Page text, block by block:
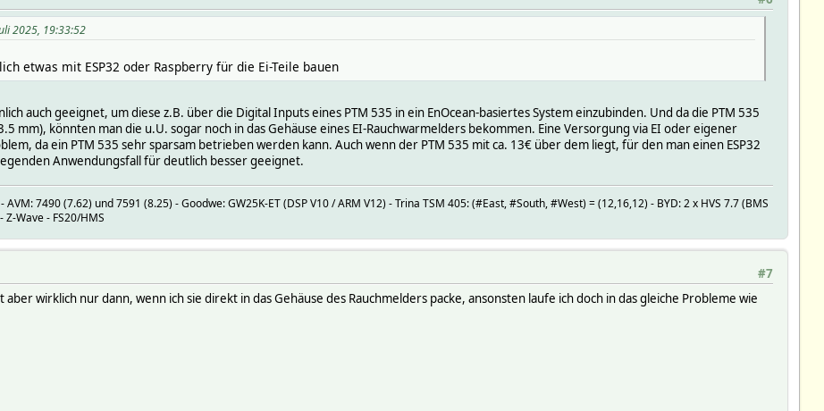
2025, 19:33:52
etwas mit ESP32 oder Raspberry für die Ei-Teile bauen
auch geeignet, um diese z.B. über die Digital Inputs eines PTM 535 in ein EnOcean-basiertes System einzubinden. Und da die PTM 535
mm), könnten man die u.U. sogar noch in das Gehäuse eines EI-Rauchwarmelders bekommen. Eine Versorgung via EI oder eigener
da ein PTM 535 sehr sparsam betrieben werden kann. Auch wenn der PTM 535 mit ca. 13€ über dem liegt, für den man einen ESP32
Anwendungsfall für deutlich besser geeignet.
7490 (7.62) und 7591 (8.25) - Goodwe: GW25K-ET (DSP V10 / ARM V12) - Trina TSM 405: (#East, #South, #West) = (12,16,12) - BYD: 2 x HVS 7.7 (BMS
Z-Wave - FS20/HMS
#7
wirklich nur dann, wenn ich sie direkt in das Gehäuse des Rauchmelders packe, ansonsten laufe ich doch in das gleiche Probleme wie